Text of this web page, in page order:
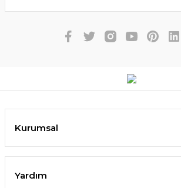
Kurumsal
Yardım